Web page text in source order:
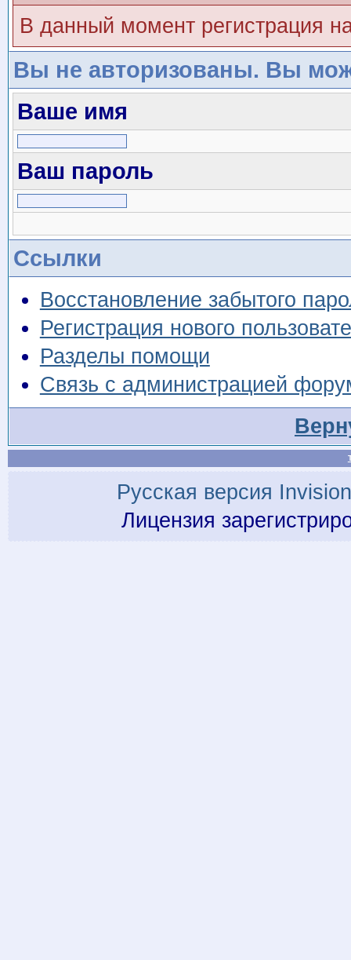
В данный момент регистрация
Вы не авторизованы. Вы
Ваше имя
Ваш пароль
Ссылки
Восстановление забытого
Регистрация нового
Разделы помощи
Связь с администрацией
Русская версия
Лицензия